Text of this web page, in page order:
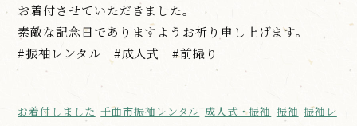
お着付させていただきました。
素敵な記念日でありますようお祈り申し上げます。
#振袖レンタル #成人式 #前撮り
お着付しました 千曲市振袖レンタル 成人式・振袖 振袖 振袖レ